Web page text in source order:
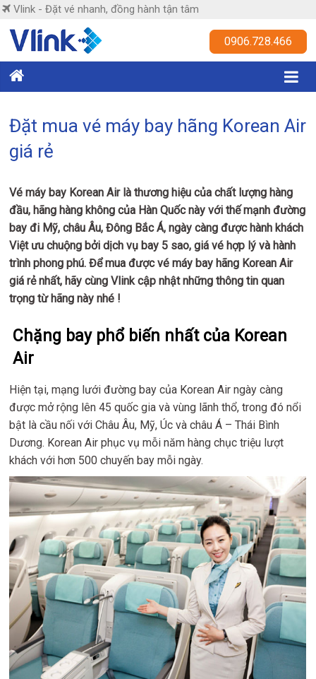
Skip
content
Vlink - Đặt vé nhanh, đồng hành tận tâm
Vlink
nhanh,
đồng
hành
tâm
0906.728.466
Đặt mua vé máy bay hãng Korean Air
giá rẻ
Vé máy bay Korean Air là thương hiệu của chất lượng hàng
đầu, hãng hàng không của Hàn Quốc này với thế mạnh đường
bay đi Mỹ, châu Âu, Đông Bắc Á, ngày càng được hành khách
Việt ưu chuộng bởi dịch vụ bay 5 sao, giá vé hợp lý và hành
trình phong phú. Để mua được vé máy bay hãng Korean Air
giá rẻ nhất, hãy cùng Vlink cập nhật những thông tin quan
trọng từ hãng này nhé !
Chặng bay phổ biến nhất của Korean
Air
Hiện tại, mạng lưới đường bay của Korean Air ngày càng
được mở rộng lên 45 quốc gia và vùng lãnh thổ, trong đó nổi
bật là cầu nối với Châu Âu, Mỹ, Úc và châu Á – Thái Bình
Dương. Korean Air phục vụ mỗi năm hàng chục triệu lượt
khách với hơn 500 chuyến bay mỗi ngày.